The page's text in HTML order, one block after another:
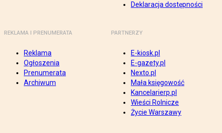
Deklaracja dostępności
REKLAMA I PRENUMERATA
Reklama
Ogłoszenia
Prenumerata
Archiwum
PARTNERZY
E-kiosk.pl
E-gazety.pl
Nexto.pl
Mała księgowość
Kancelarierp.pl
Wieści Rolnicze
Życie Warszawy